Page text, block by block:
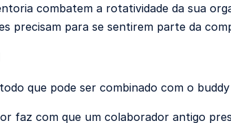
combatem a rotatividade da sua
precisam para se sentirem parte da
que pode ser combinado com o
faz com que um colaborador antigo